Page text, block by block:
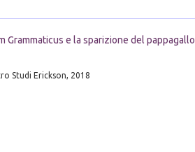
Grammaticus e la sparizione del pappagallo
Studi Erickson, 2018